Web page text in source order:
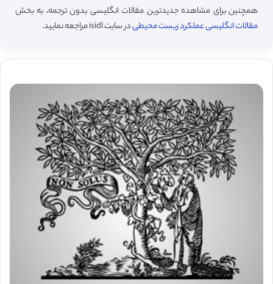
همچنین برای مشاهده جدیدترین مقالات انگلیسی بدون ترجمه، به بخش
مقالات انگلیسی عملکرد زیست محیطیدر سایت isidl مراجعه نمایید.